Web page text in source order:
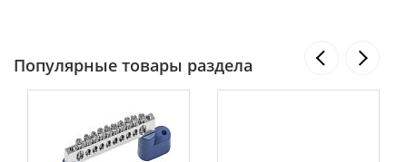
Популярные товары раздела